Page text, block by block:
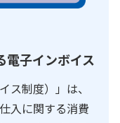
電子インボイス
ス制度）」は、
入に関する消費